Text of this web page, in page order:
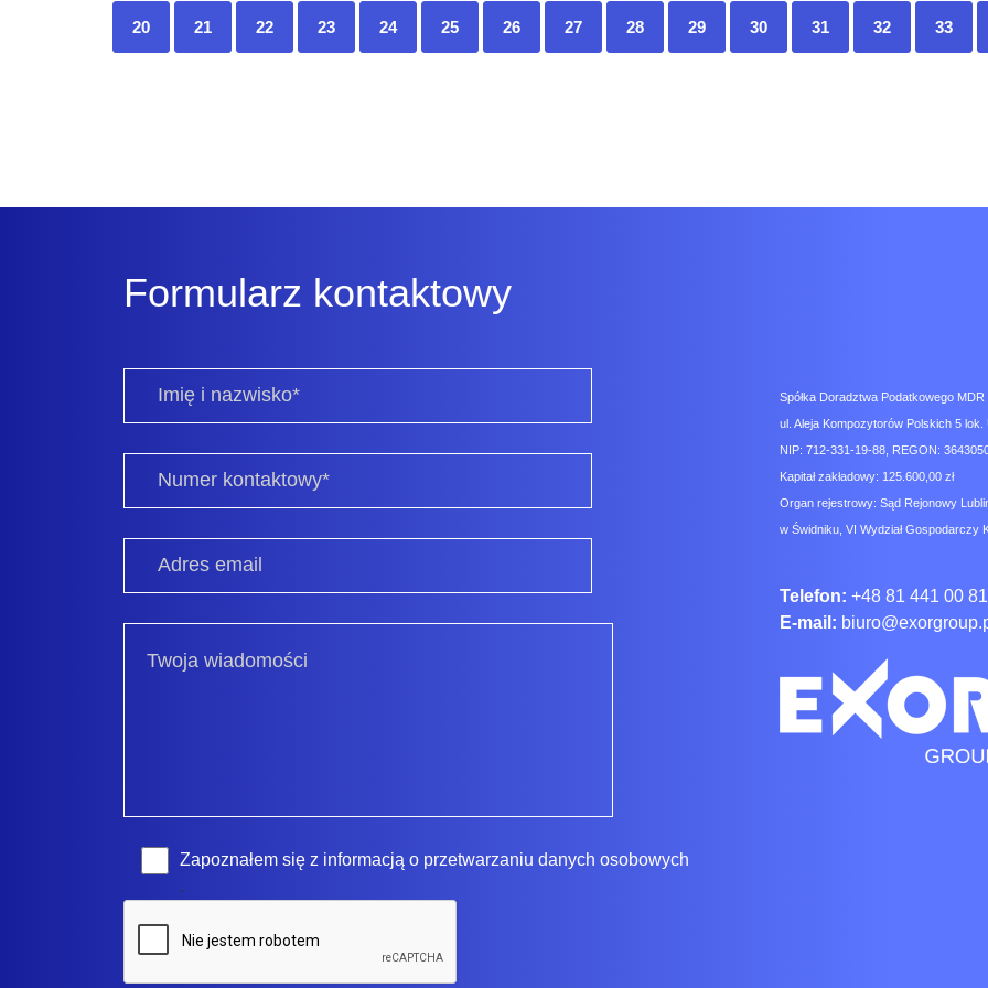
20 21 22 23 24 25 26 27 28 29 30 31 32 33
Formularz kontaktowy
Zapoznałem się z informacją o przetwarzaniu danych osobowych
.
Spółka Doradztwa Podatkowego
ul. Aleja Kompozytorów Polskich 5 lok.
NIP: 712-331-19-88, REGON:
Kapitał zakładowy: 125.600,00 zł
Organ rejestrowy: Sąd Rejonowy
w Świdniku, VI Wydział Gospodarczy
Telefon: +48 81 441 00 81
E-mail: